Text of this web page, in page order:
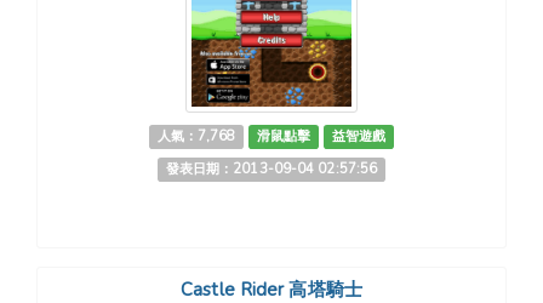
人氣：7,768 滑鼠點擊
益智遊戲
發表日期：2013-09-04 02:57:56
Castle Rider 高塔騎士